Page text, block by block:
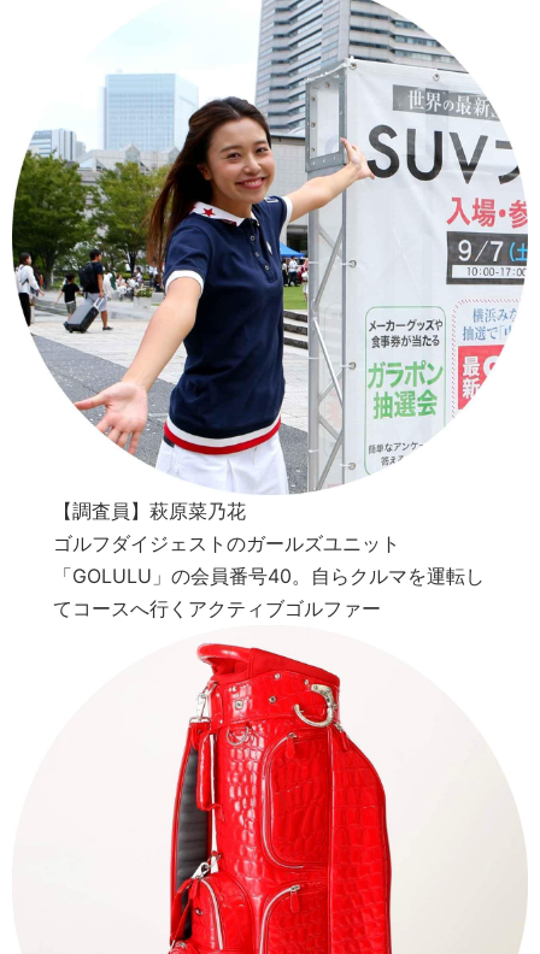
【調査員】萩原菜乃花
ゴルフダイジェストのガールズユニット
「GOLULU」の会員番号40。自らクルマを運転し
てコースへ行くアクティブゴルファー